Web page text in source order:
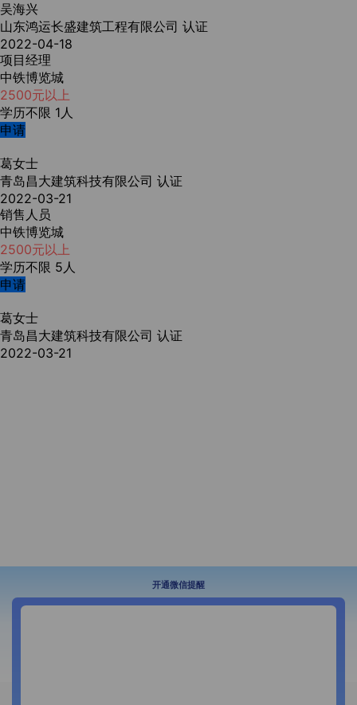
吴海兴
山东鸿运长盛建筑工程有限公司 认证
2022-04-18
项目经理
中铁博览城
2500元以上
学历不限 1人
申请
葛女士
青岛昌大建筑科技有限公司 认证
2022-03-21
销售人员
中铁博览城
2500元以上
学历不限 5人
申请
葛女士
青岛昌大建筑科技有限公司 认证
2022-03-21
开通微信提醒